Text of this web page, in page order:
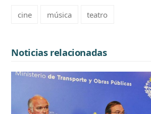
cine música teatro
Noticias relacionadas